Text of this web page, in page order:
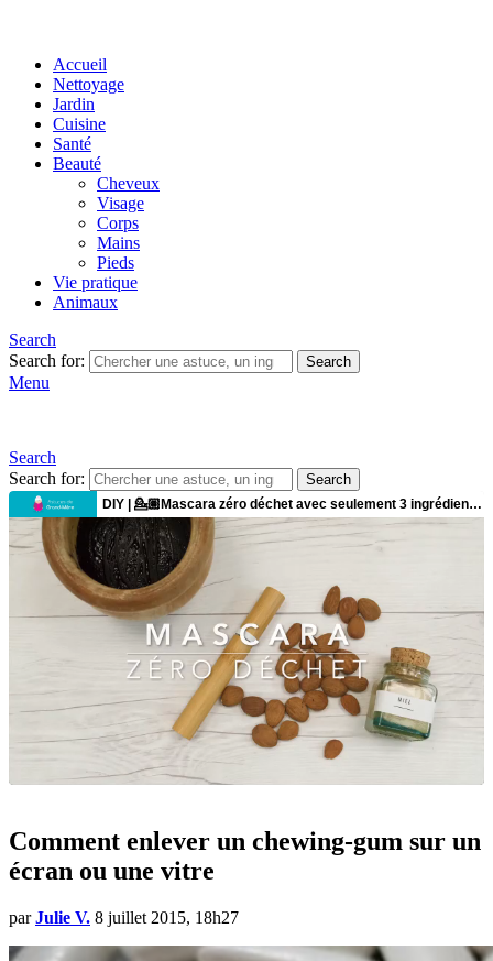
Accueil
Nettoyage
Jardin
Cuisine
Santé
Beauté
Cheveux
Visage
Corps
Mains
Pieds
Vie pratique
Animaux
Search
Search for:
Search
Menu
Search
Search for:
Search
Comment enlever un chewing-gum sur un
écran ou une vitre
par Julie V. 8 juillet 2015, 18h27